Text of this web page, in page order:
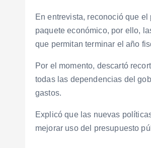
En entrevista, reconoció que
paquete económico, por ello,
que permitan terminar el año
Por el momento, descartó
todas las dependencias del
gastos.
Explicó que las nuevas
mejorar uso del presupuesto